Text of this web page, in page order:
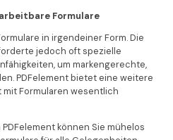
Formulare
in irgendeiner Form. Die
jedoch oft spezielle
um markengerechte,
PDFelement bietet eine weitere
Formularen wesentlich
können Sie mühelos